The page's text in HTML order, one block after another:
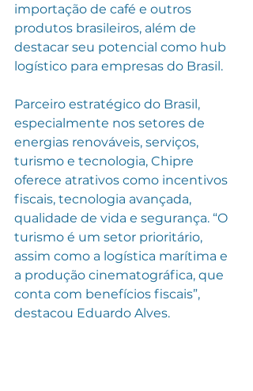
importação de café e outros
produtos brasileiros, além de
destacar seu potencial como hub
logístico para empresas do Brasil.
Parceiro estratégico do Brasil,
especialmente nos setores de
energias renováveis, serviços,
turismo e tecnologia, Chipre
oferece atrativos como incentivos
fiscais, tecnologia avançada,
qualidade de vida e segurança. “O
turismo é um setor prioritário,
assim como a logística marítima e
a produção cinematográfica, que
conta com benefícios fiscais”,
destacou Eduardo Alves.